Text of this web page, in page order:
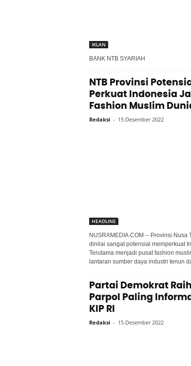
IKLAN
BANK NTB SYARIAH
NTB Provinsi
Perkuat Indonesia
Fashion Muslim
Redaksi - 15 Desember 2022
HEADLINE
NUSRAMEDIA.COM -- Provinsi Nusa
dinilai sangat potensial memperkuat
Terutama menjadi pusat fashion
lantaran sumber daya industri tenun
Partai Demokrat
Parpol Paling
KIP RI
Redaksi - 15 Desember 2022